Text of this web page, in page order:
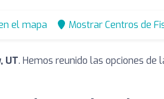
el mapa Mostrar Centros de
UT. Hemos reunido las opciones de